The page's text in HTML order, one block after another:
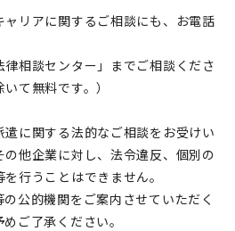
リアに関するご相談にも、お電話
相談センター」までご相談くださ
て無料です。）
に関する法的なご相談をお受けい
他企業に対し、​法令違反、個別の
行うことはできません。
公的機関をご案内させていただく
ご了承ください。